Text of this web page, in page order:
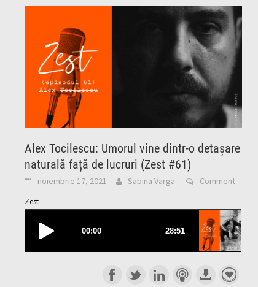
Alex Tocilescu: Umorul vine dintr-o detașare
naturală față de lucruri (Zest #61)
noiembrie 17, 2021 Sabina Varga Comment
Zest